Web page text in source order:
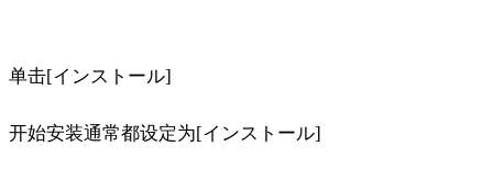
单击[インストール]
开始安装通常都设定为[インストール]